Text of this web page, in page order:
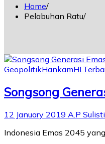
Home
Pelabuhan Ratu
GeopolitikHankamHL
Songsong
12 January 2019 A.P
Indonesia Emas 2045